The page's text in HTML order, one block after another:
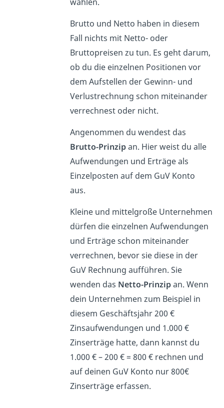
Brutto und Netto haben in diesem
Fall nichts mit Netto- oder
Bruttopreisen zu tun. Es geht darum,
ob du die einzelnen Positionen vor
dem Aufstellen der Gewinn- und
Verlustrechnung schon miteinander
verrechnest oder nicht.
Angenommen du wendest das
Brutto-Prinzipan. Hier weist du alle
Aufwendungen und Erträge als
Einzelposten auf dem GuV Konto
aus.
Kleine und mittelgroße Unternehmen
dürfen die einzelnen Aufwendungen
und Erträge schon miteinander
verrechnen, bevor sie diese in der
GuV Rechnung aufführen. Sie
wenden das Netto-Prinzipan. Wenn
dein Unternehmen zum Beispiel in
diesem Geschäftsjahr 200 €
Zinsaufwendungen und 1.000 €
Zinserträge hatte, dann kannst du
1.000 € – 200 € = 800 € rechnen und
auf deinen GuV Konto nur 800€
Zinserträge erfassen.